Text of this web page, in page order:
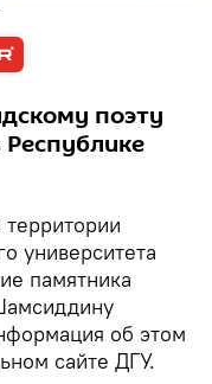
поэту
университета
памятника
об этом
сайте ДГУ.